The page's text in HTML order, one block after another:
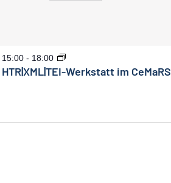
HTR|XML|TEI-Werkstatt im CeMaRS
15:00- 18:00